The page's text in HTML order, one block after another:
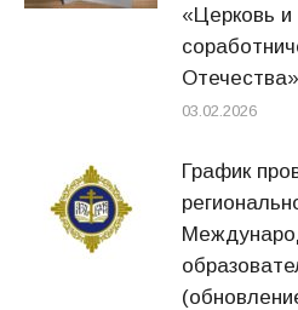
«Церковь и
Отечества»
03.02.2026
График